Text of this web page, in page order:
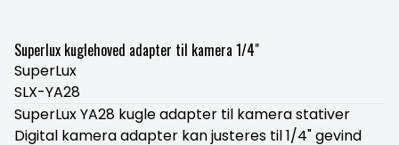
Superlux kuglehoved adapter til kamera 1/4"
SuperLux
SLX-YA28
SuperLux YA28 kugle adapter til kamera stativer
Digital kamera adapter kan justeres til 1/4" gevind